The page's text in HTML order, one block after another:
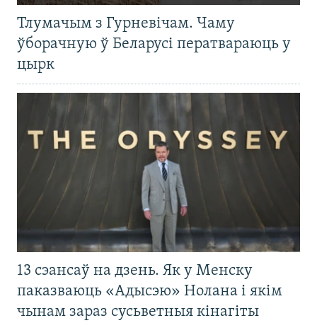
Тлумачым з Гурневічам. Чаму
ўборачную ў Беларусі ператвараюць у
цырк
13 сэансаў на дзень. Як у Менску
паказваюць «Адысэю» Нолана і якім
чынам зараз сусьветныя кінагіты